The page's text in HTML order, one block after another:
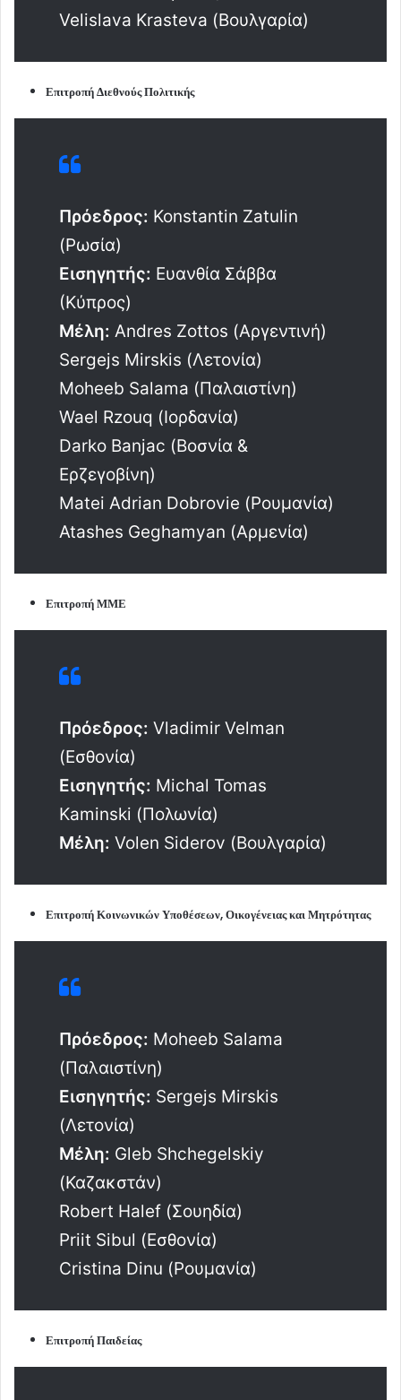
Velislava Krasteva (Βουλγαρία)
Επιτροπή Διεθνούς Πολιτικής
Πρόεδρος: Konstantin Zatulin
(Ρωσία)
Εισηγητής: Ευανθία Σάββα
(Κύπρος)
Μέλη: Andres Zottos (Αργεντινή)
Sergejs Mirskis (Λετονία)
Moheeb Salama (Παλαιστίνη)
Wael Rzouq (Ιορδανία)
Darko Banjac (Βοσνία &
Ερζεγοβίνη)
Matei Adrian Dobrovie (Ρουμανία)
Atashes Geghamyan (Αρμενία)
Επιτροπή ΜΜΕ
Πρόεδρος: Vladimir Velman
(Εσθονία)
Εισηγητής: Michal Tomas
Kaminski (Πολωνία)
Μέλη: Volen Siderov (Βουλγαρία)
Επιτροπή Κοινωνικών Υποθέσεων, Οικογένειας και Μητρότητας
Πρόεδρος: Moheeb Salama
(Παλαιστίνη)
Εισηγητής: Sergejs Mirskis
(Λετονία)
Μέλη: Gleb Shchegelskiy
(Καζακστάν)
Robert Halef (Σουηδία)
Priit Sibul (Εσθονία)
Cristina Dinu (Ρουμανία)
Επιτροπή Παιδείας